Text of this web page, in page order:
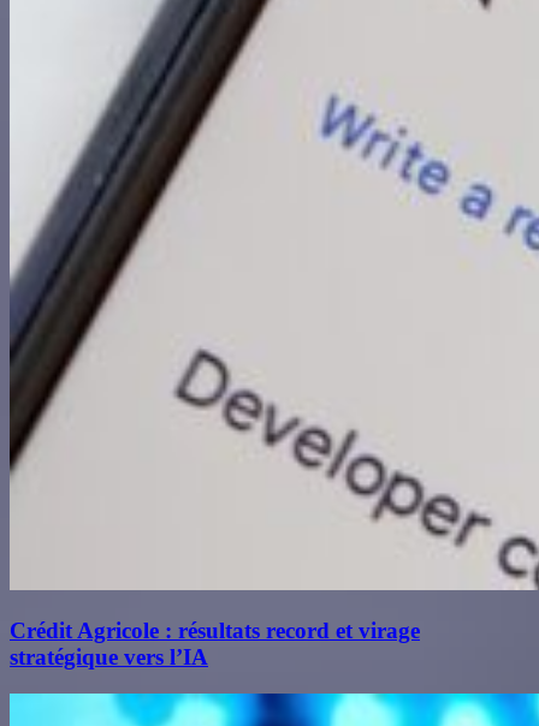
Crédit Agricole : résultats record et virage
stratégique vers l’IA